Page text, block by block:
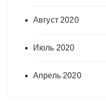
Август 2020
Июль 2020
Апрель 2020